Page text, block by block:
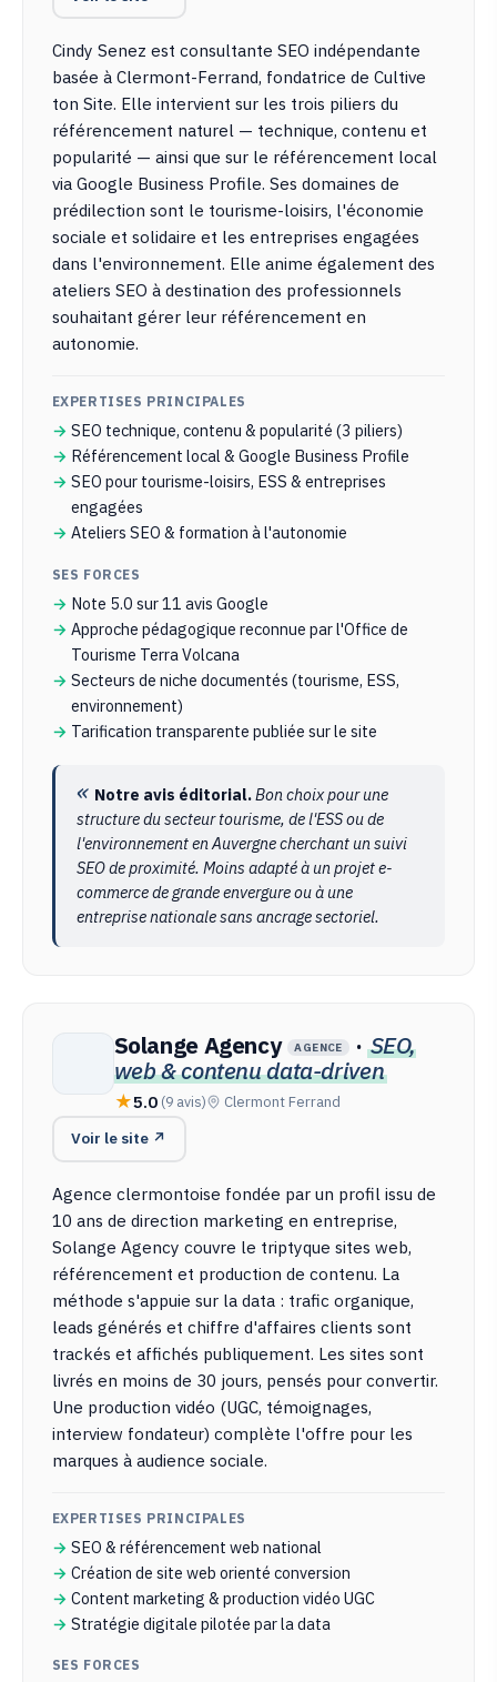
Cindy Senez est consultante SEO indépendante
basée à Clermont-Ferrand, fondatrice de Cultive
ton Site. Elle intervient sur les trois piliers du
référencement naturel — technique, contenu et
popularité — ainsi que sur le référencement local
via Google Business Profile. Ses domaines de
prédilection sont le tourisme-loisirs, l'économie
sociale et solidaire et les entreprises engagées
dans l'environnement. Elle anime également des
ateliers SEO à destination des professionnels
souhaitant gérer leur référencement en
autonomie.
EXPERTISES PRINCIPALES
SEO technique, contenu & popularité (3 piliers)
Référencement local & Google Business Profile
SEO pour tourisme-loisirs, ESS & entreprises
engagées
Ateliers SEO & formation à l'autonomie
SES FORCES
Note 5.0 sur 11 avis Google
Approche pédagogique reconnue par l'Office de
Tourisme Terra Volcana
Secteurs de niche documentés (tourisme, ESS,
environnement)
Tarification transparente publiée sur le site
Notre avis éditorial.Bon choix pour une
structure du secteur tourisme, de l'ESS ou de
l'environnement en Auvergne cherchant un suivi
SEO de proximité. Moins adapté à un projet e-
commerce de grande envergure ou à une
entreprise nationale sans ancrage sectoriel.
Solange Agency AGENCE ·SEO,
web & contenu data-driven
5.0 (9 avis) Clermont Ferrand
Voir le site ↗
Agence clermontoise fondée par un profil issu de
10 ans de direction marketing en entreprise,
Solange Agency couvre le triptyque sites web,
référencement et production de contenu. La
méthode s'appuie sur la data : trafic organique,
leads générés et chiffre d'affaires clients sont
trackés et affichés publiquement. Les sites sont
livrés en moins de 30 jours, pensés pour convertir.
Une production vidéo (UGC, témoignages,
interview fondateur) complète l'offre pour les
marques à audience sociale.
EXPERTISES PRINCIPALES
SEO & référencement web national
Création de site web orienté conversion
Content marketing & production vidéo UGC
Stratégie digitale pilotée par la data
SES FORCES